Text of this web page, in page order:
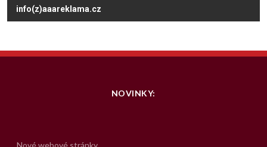
info(z)aaareklama.cz
NOVINKY: